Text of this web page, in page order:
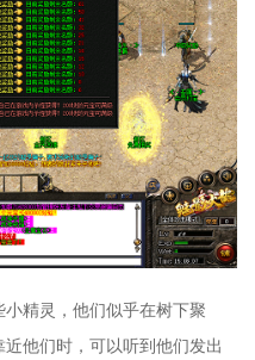
精灵，他们似乎在树下聚
他们时，可以听到他们发出